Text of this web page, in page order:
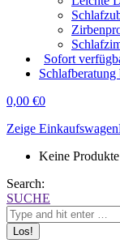
Sofort
Schlafberatung
0,00 €0
Zeige Einkaufswagen
Keine
Search:
SUCHE